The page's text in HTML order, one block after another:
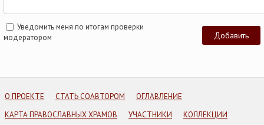
Уведомить меня по итогам проверки
модератором
О ПРОЕКТЕ СТАТЬ СОАВТОРОМ
ОГЛАВЛЕНИЕ
КАРТА ПРАВОСЛАВНЫХ ХРАМОВ
УЧАСТНИКИ
КОЛЛЕКЦИИ